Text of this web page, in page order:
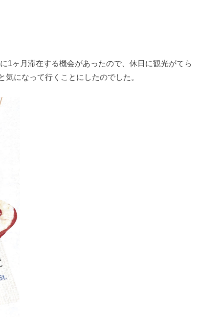
1ヶ月滞在する機会があったので、休日に観光がてら
気になって行くことにしたのでした。